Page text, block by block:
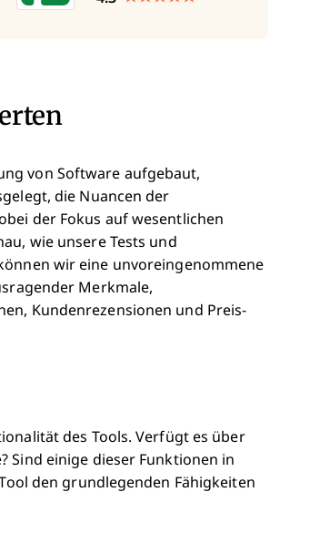
von Software aufgebaut,
die Nuancen der
der Fokus auf wesentlichen
wie unsere Tests und
wir eine unvoreingenommene
Merkmale,
Kundenrezensionen und Preis-
des Tools. Verfügt es über
Sind einige dieser Funktionen in
den grundlegenden Fähigkeiten